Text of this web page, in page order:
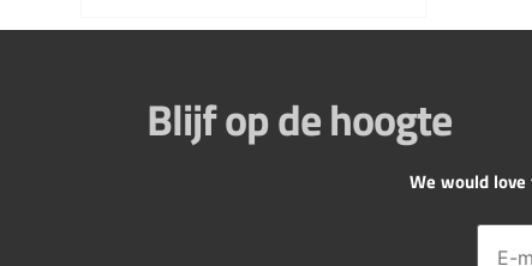
Blijf op de hoogte
We would